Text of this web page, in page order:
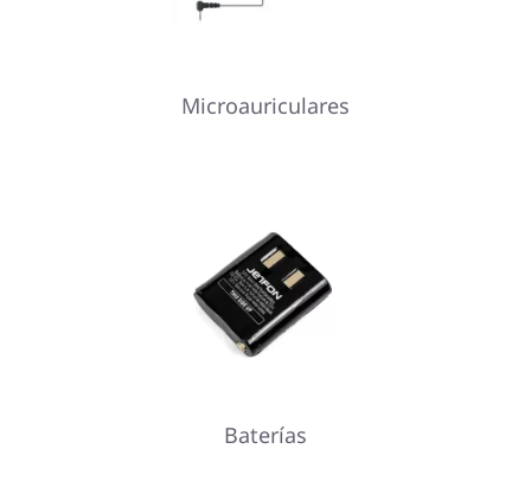
Microauriculares
Baterías